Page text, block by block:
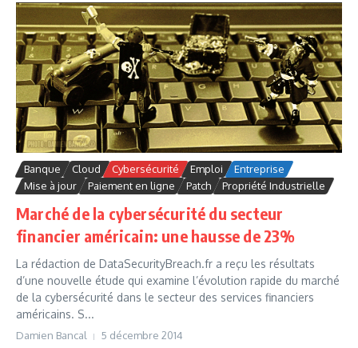
Banque Cloud Cybersécurité Emploi
Entreprise
Mise à jour
Paiement en ligne Patch Propriété Industrielle
Marché de la cybersécurité du secteur
financier américain: une hausse de 23%
La rédaction de DataSecurityBreach.fr a reçu les résultats
d’une nouvelle étude qui examine l’évolution rapide du marché
de la cybersécurité dans le secteur des services financiers
américains. S...
Damien Bancal 5 décembre 2014